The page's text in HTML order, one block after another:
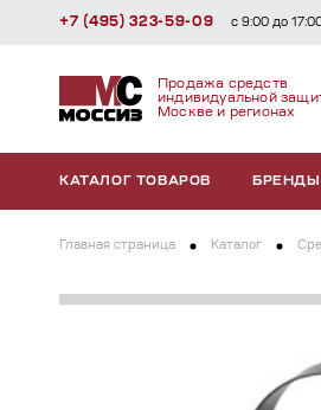
Продажа средств
индивидуальной
Москве и регионах
КАТАЛОГ ТОВАРОВ БРЕНДЫ
+7 (495) 323-59-09 с 9:00 до
Главная страница Каталог